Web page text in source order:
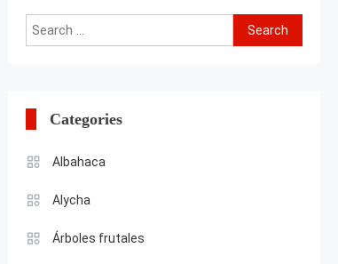
Search
for:
Categories
Albahaca
Alycha
Árboles frutales